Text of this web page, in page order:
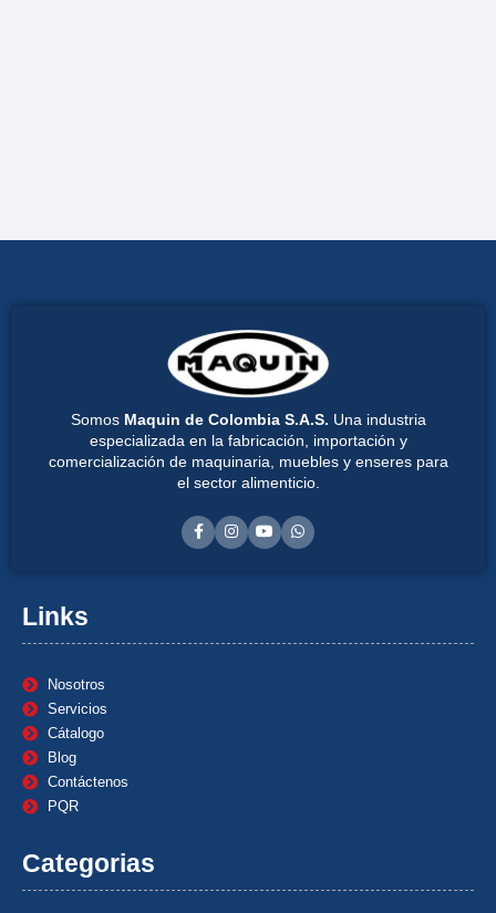
Somos Maquin de Colombia S.A.S. Una industria
especializada en la fabricación, importación y
comercialización de maquinaria, muebles y enseres para
el sector alimenticio.
Links
Nosotros
Servicios
Cátalogo
Blog
Contáctenos
PQR
Categorias